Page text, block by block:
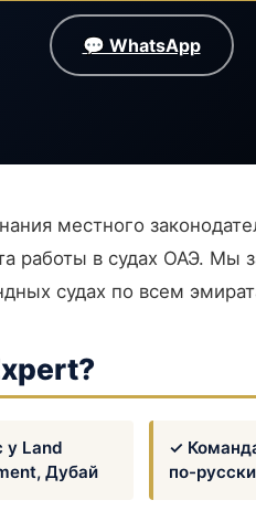
💬 WhatsApp
местного
работы в судах ОАЭ.
судах по всем
Land
Дубай
✓
по-русски